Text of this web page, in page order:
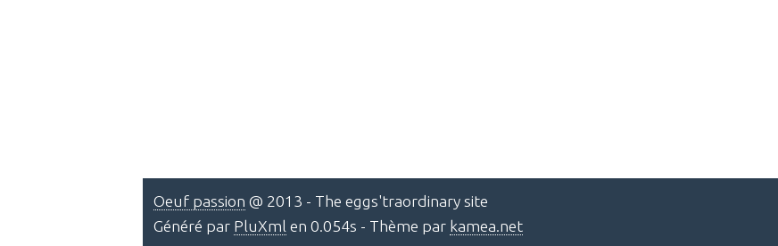
Oeuf passion @ 2013 - The eggs'traordinary site
Généré par PluXml en 0.054s - Thème par kamea.net